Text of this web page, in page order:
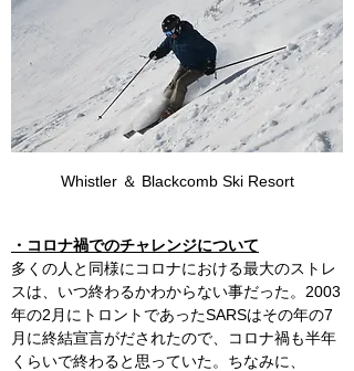
Whistler ＆ Blackcomb Ski Resort
・コロナ禍でのチャレンジについて
多くの人と同様にコロナにおける最大のストレ
スは、いつ終わるかわからない事だった。2003
年の2月にトロントであったSARSはその年の7
月に終結宣言がだされたので、コロナ禍も半年
くらいで終わると思っていた。ちなみに、